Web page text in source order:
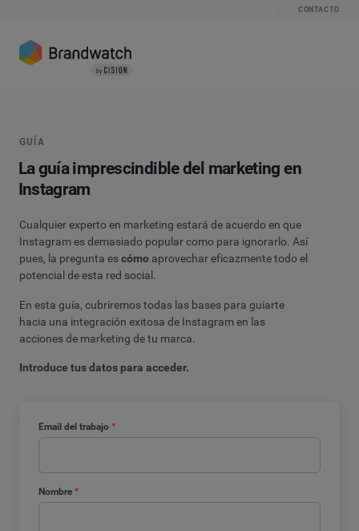
CONTACTO
Email del trabajo *
Nombre *
GUÍA
La guía imprescindible del marketing en
Instagram
Cualquier experto en marketing estará de acuerdo en que
Instagram es demasiado popular como para ignorarlo. Así
pues, la pregunta escómo aprovechar eficazmente todo el
potencial de esta red social.
En esta guía, cubriremos todas las bases para guiarte
hacia una integración exitosa de Instagram en las
acciones de marketing de tu marca.
Introduce tus datos para acceder.